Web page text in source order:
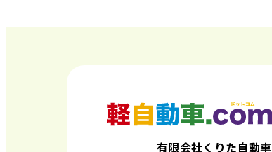
有限会社くりた自動車